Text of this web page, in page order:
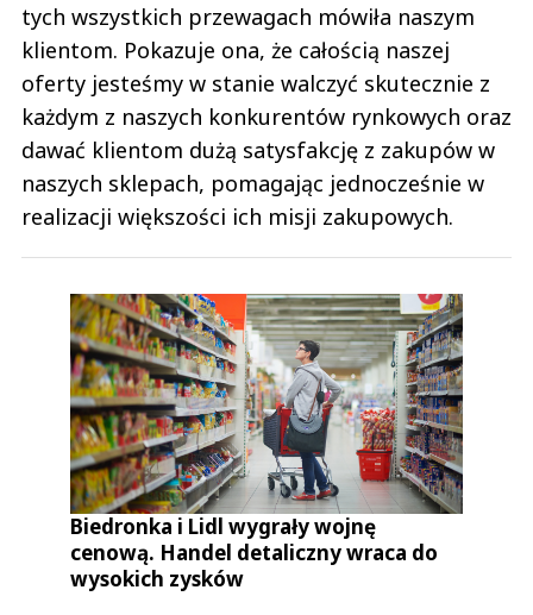
tych wszystkich przewagach mówiła naszym
klientom. Pokazuje ona, że całością naszej
oferty jesteśmy w stanie walczyć skutecznie z
każdym z naszych konkurentów rynkowych oraz
dawać klientom dużą satysfakcję z zakupów w
naszych sklepach, pomagając jednocześnie w
realizacji większości ich misji zakupowych.
Biedronka i Lidl wygrały wojnę
cenową. Handel detaliczny wraca do
wysokich zysków